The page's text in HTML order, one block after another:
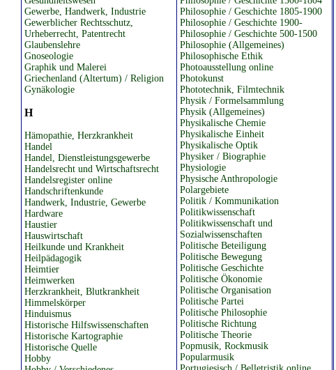
Gewerbe, Handwerk, Industrie
Gewerblicher Rechtsschutz,
Urheberrecht, Patentrecht
Glaubenslehre
Gnoseologie
Graphik und Malerei
Griechenland (Altertum) / Religion
Gynäkologie
H
Hämopathie, Herzkrankheit
Handel
Handel, Dienstleistungsgewerbe
Handelsrecht und Wirtschaftsrecht
Handelsregister online
Handschriftenkunde
Handwerk, Industrie, Gewerbe
Hardware
Haustier
Hauswirtschaft
Heilkunde und Krankheit
Heilpädagogik
Heimtier
Heimwerken
Herzkrankheit, Blutkrankheit
Himmelskörper
Hinduismus
Historische Hilfswissenschaften
Historische Kartographie
Historische Quelle
Hobby
Philosophie / Geschichte 1805-1900
Philosophie / Geschichte 1900-
Philosophie / Geschichte 500-1500
Philosophie (Allgemeines)
Philosophische Ethik
Photoausstellung online
Photokunst
Phototechnik, Filmtechnik
Physik / Formelsammlung
Physik (Allgemeines)
Physikalische Chemie
Physikalische Einheit
Physikalische Optik
Physiker / Biographie
Physiologie
Physische Anthropologie
Polargebiete
Politik / Kommunikation
Politikwissenschaft
Politikwissenschaft und
Sozialwissenschaften
Politische Beteiligung
Politische Bewegung
Politische Geschichte
Politische Ökonomie
Politische Organisation
Politische Partei
Politische Philosophie
Politische Richtung
Politische Theorie
Popmusik, Rockmusik
Popularmusik